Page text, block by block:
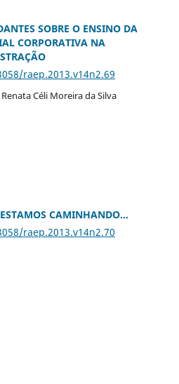
SOBRE O ENSINO DA
CORPORATIVA NA
raep.2013.v14n2.69
Céli Moreira da Silva
CAMINHANDO...
raep.2013.v14n2.70